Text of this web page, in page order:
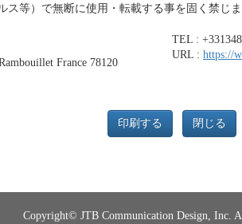
ス等）で無断に使用・転載する事を固く禁じ
France 78120
TEL :
URL : https://
印刷する 閉じる
Copyright© JTB Communication Design, Inc.